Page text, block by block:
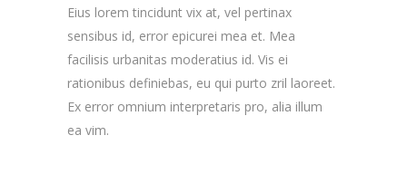
Eius lorem tincidunt vix at, vel pertinax
sensibus id, error epicurei mea et. Mea
facilisis urbanitas moderatius id. Vis ei
rationibus definiebas, eu qui purto zril laoreet.
Ex error omnium interpretaris pro, alia illum
ea vim.